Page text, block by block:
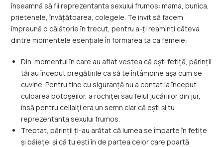
înseamnă să fii reprezentanta sexului frumos: mama, bunica,
prietenele, învățătoarea, colegele. Te invit să facem
împreună o călătorie în trecut, pentru a-ți reaminti câteva
dintre momentele esențiale în formarea ta ca femeie:
Din momentul în care au aflat vestea că ești fetiță, părinții
tăi au început pregătirile ca să te întâmpine aşa cum se
cuvine. Pentru tine cu siguranță nu a contat la început
culoarea botoşeilor, a rochiţei sau felul jucăriilor din jur,
însă pentru ceilalţi era un semn clar că ești și tu
reprezentanta sexului frumos.
Treptat, părinții ți-au arătat că lumea se împarte în fetițe
și băieței și că tu ești în de partea celor care poartă